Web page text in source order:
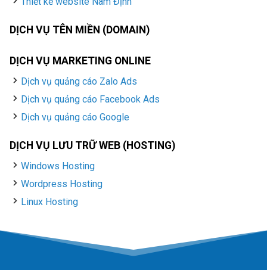
DỊCH VỤ TÊN MIỀN (DOMAIN)
DỊCH VỤ MARKETING ONLINE
Dịch vụ quảng cáo Zalo Ads
Dịch vụ quảng cáo Facebook Ads
Dịch vụ quảng cáo Google
DỊCH VỤ LƯU TRỮ WEB (HOSTING)
Windows Hosting
Wordpress Hosting
Linux Hosting